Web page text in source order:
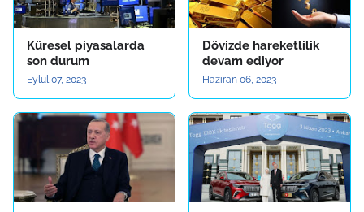
Küresel piyasalarda
son durum
Eylül 07, 2023
Dövizde hareketlilik
devam ediyor
Haziran 06, 2023